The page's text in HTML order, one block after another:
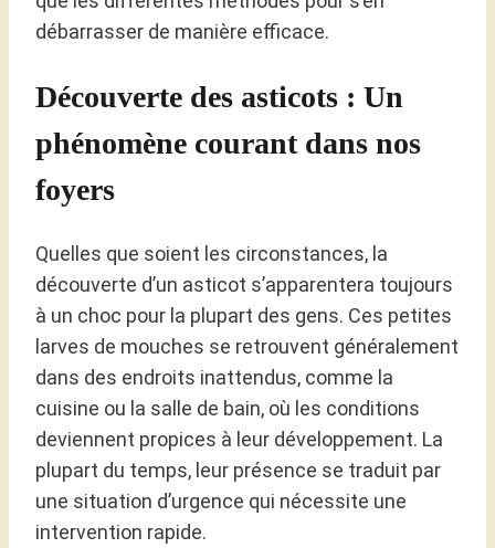
débarrasser de manière efficace.
Découverte des asticots : Un
phénomène courant dans nos
foyers
Quelles que soient les circonstances, la
découverte d’un asticot s’apparentera toujours
à un choc pour la plupart des gens. Ces petites
larves de mouches se retrouvent généralement
dans des endroits inattendus, comme la
cuisine ou la salle de bain, où les conditions
deviennent propices à leur développement. La
plupart du temps, leur présence se traduit par
une situation d’urgence qui nécessite une
intervention rapide.